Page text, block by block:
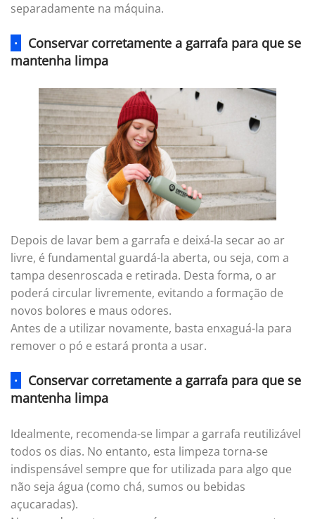
separadamente na máquina.
·
Conservar corretamente a garrafa para que se
mantenha limpa
Depois de lavar bem a garrafa e deixá-la secar ao ar
livre, é fundamental guardá-la aberta, ou seja, com a
tampa desenroscada e retirada. Desta forma, o ar
poderá circular livremente, evitando a formação de
novos bolores e maus odores.
Antes de a utilizar novamente, basta enxaguá-la para
remover o pó e estará pronta a usar.
·
Conservar corretamente a garrafa para que se
mantenha limpa
Idealmente, recomenda-se limpar a garrafa reutilizável
todos os dias. No entanto, esta limpeza torna-se
indispensável sempre que for utilizada para algo que
não seja água (como chá, sumos ou bebidas
açucaradas).